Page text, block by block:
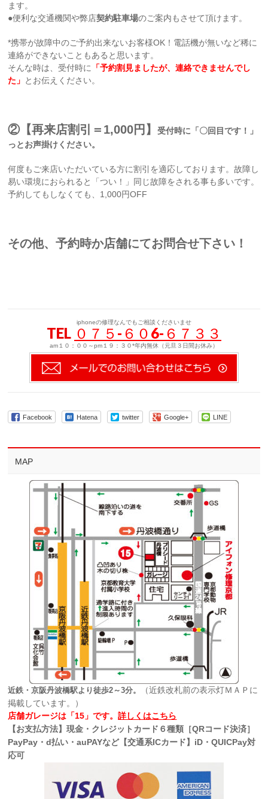
ます。
●便利な交通機関や弊店契約駐車場のご案内もさせて頂けます。
*携帯が故障中のご予約出来ないお客様OK！電話機が無いなど稀に
連絡ができないこともあると思います。
そんな時は、受付時に
「予約割見ましたが、連絡できませんでし
た」 とお伝えください。
②【再来店割引＝1,000円】受付時に「〇回目です！」
っとお声掛けください。
何度もご来店いただいている方に割引を適応しております。故障し
易い環境におられると「つい！」同じ故障をされる事も多いです。
予約してもしなくても、1,000円OFF
その他、予約時か店舗にてお問合せ下さい！
iphoneの修理なんでもご相談くださいませ
TEL ０７５-６０6-６７３３
am１０：００～pm１９：３０*年内無休（元旦３日間お休み）
Facebook Hatena twitter Google+ LINE
MAP
近鉄・京阪丹波橋駅より徒歩2～3分。
（近鉄改札前の表示灯ＭＡＰに
掲載しています。）
店舗ガレージは「15」です。詳しくはこちら
【お支払方法】現金・クレジットカード６種類［QRコード決済］
PayPay・d払い・auPAYなど【交通系ICカード】iD・QUICPay対
応可